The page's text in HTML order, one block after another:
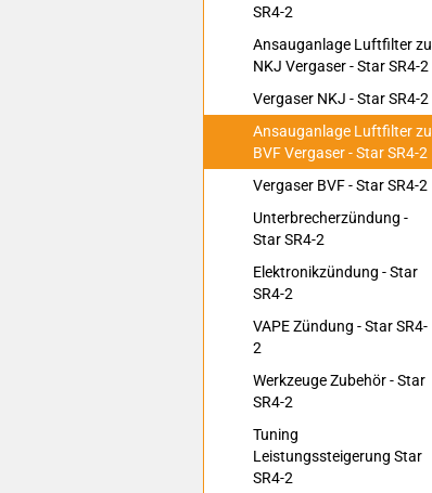
SR4-2
Ansauganlage Luftfilter zu
NKJ Vergaser - Star SR4-2
Vergaser NKJ - Star SR4-2
Ansauganlage Luftfilter zu
BVF Vergaser - Star SR4-2
Vergaser BVF - Star SR4-2
Unterbrecherzündung -
Star SR4-2
Elektronikzündung - Star
SR4-2
VAPE Zündung - Star SR4-
2
Werkzeuge Zubehör - Star
SR4-2
Tuning
Leistungssteigerung Star
SR4-2